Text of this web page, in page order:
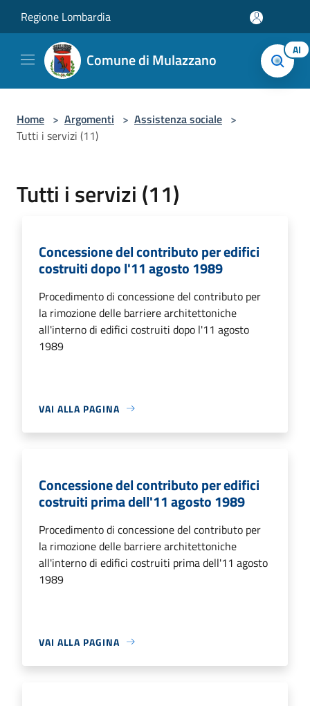
Regione Lombardia
Comune di Mulazzano AI
Home > Argomenti > Assistenza sociale >
Tutti i servizi (11)
Tutti i servizi (11)
Concessione del contributo per edifici
costruiti dopo l'11 agosto 1989
Procedimento di concessione del contributo per
la rimozione delle barriere architettoniche
all'interno di edifici costruiti dopo l'11 agosto
1989
VAI ALLA PAGINA
Concessione del contributo per edifici
costruiti prima dell'11 agosto 1989
Procedimento di concessione del contributo per
la rimozione delle barriere architettoniche
all'interno di edifici costruiti prima dell'11 agosto
1989
VAI ALLA PAGINA